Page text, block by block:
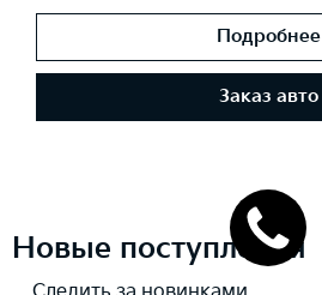
Подробнее
Заказ авто
Новые поступления